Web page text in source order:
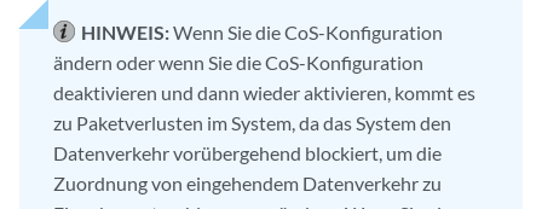
HINWEIS:Wenn Sie die CoS-Konfiguration
ändern oder wenn Sie die CoS-Konfiguration
deaktivieren und dann wieder aktivieren, kommt es
zu Paketverlusten im System, da das System den
Datenverkehr vorübergehend blockiert, um die
Zuordnung von eingehendem Datenverkehr zu